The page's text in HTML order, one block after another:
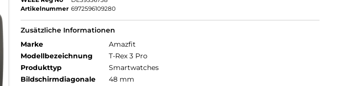
Artikelnummer 6972596109280
Zusätzliche Informationen
Marke
Amazfit
Modellbezeichnung
T-Rex 3 Pro
Produkttyp
Smartwatches
Bildschirmdiagonale
48 mm